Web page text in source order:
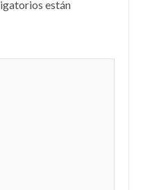
están